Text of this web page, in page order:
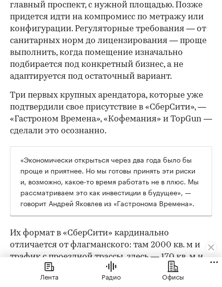
главный проспект, с нужной площадью. Позже
придется идти на компромисс по метражу или
конфигурации. Регуляторные требования — от
санитарных норм до лицензирования — проще
выполнить, когда помещение изначально
подбирается под конкретный бизнес, а не
адаптируется под остаточный вариант.
Три первых крупных арендатора, которые уже
подтвердили свое присутствие в «СберСити», —
«Гастроном Времена», «Кофемания» и TopGun —
сделали это осознанно.
«Экономически открыться через два года было бы
проще и приятнее. Но мы готовы принять эти риски
и, возможно, какое-то время работать не в плюс. Мы
рассматриваем это как инвестиции в будущее», —
говорит Андрей Яковлев из «Гастронома Времена».
Их формат в «СберСити» кардинально
отличается от флагманского: там 2000 кв. м и
трафик с проездной трассы, здесь — 170 кв. м и
другая поведенческая модель. «Во флагмане
люди специально едут за большой корзиной.
Лента Радио Офисы